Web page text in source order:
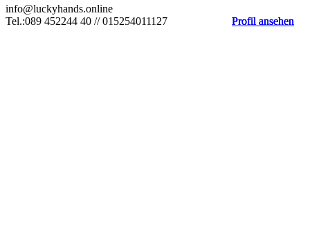
Profil ansehen
Profil ansehen
Profil ansehen
info@luckyhands.online
Tel.:089 452244 40 // 015254011127